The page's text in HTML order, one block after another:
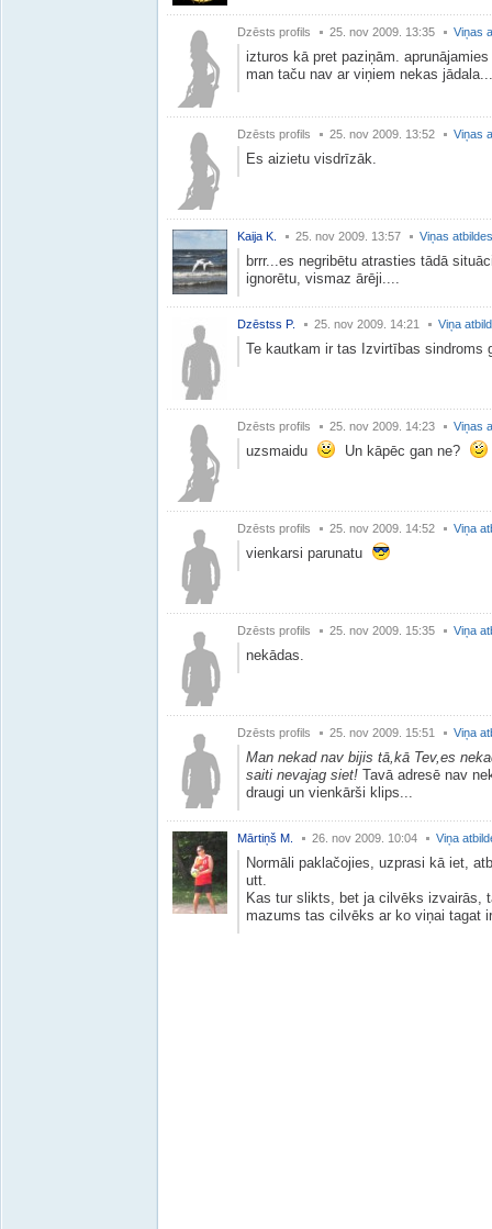
Dzēsts profils 25. nov 2009. 13:35 Viņas
izturos kā pret paziņām.
man taču nav ar viņiem nekas jādala...
Dzēsts profils 25. nov 2009. 13:52 Viņas
Es aizietu visdrīzāk.
Kaija K. 25. nov 2009. 13:57 Viņas atbildes
brrr...es negribētu atrasties tādā
ignorētu, vismaz ārēji....
Dzēstss P. 25. nov 2009. 14:21 Viņa
Te kautkam ir tas Izvirtības sindroms
Dzēsts profils 25. nov 2009. 14:23 Viņas
uzsmaidu Un kāpēc gan ne?
Dzēsts profils 25. nov 2009. 14:52 Viņa
vienkarsi parunatu
Dzēsts profils 25. nov 2009. 15:35 Viņa
nekādas.
Dzēsts profils 25. nov 2009. 15:51 Viņa
Man nekad nav bijis tā,kā Tev,es
saiti nevajag siet! Tavā adresē nav
draugi un vienkārši klips...
Mārtiņš M. 26. nov 2009. 10:04 Viņa
Normāli paklačojies, uzprasi kā iet,
utt.
Kas tur slikts, bet ja cilvēks izvairās,
mazums tas cilvēks ar ko viņai tagat